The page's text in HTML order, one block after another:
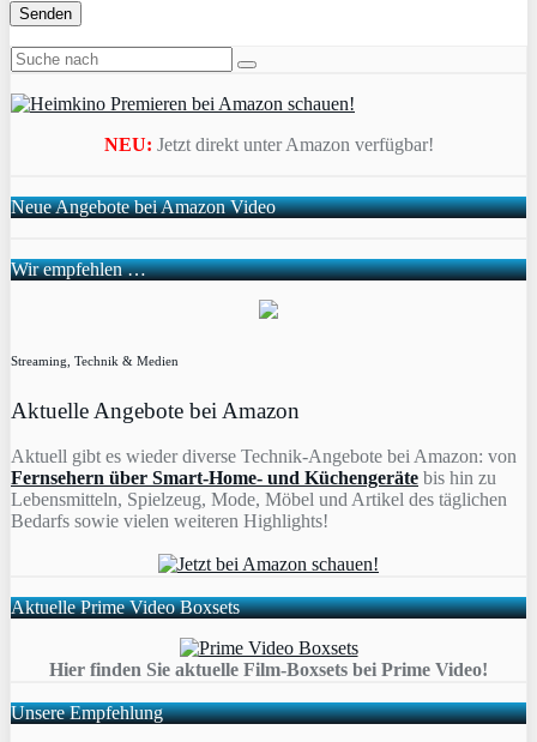
NEU: Jetzt direkt unter Amazon verfügbar!
Neue Angebote bei Amazon Video
Wir empfehlen …
Streaming, Technik & Medien
Aktuelle Angebote bei Amazon
Aktuell gibt es wieder diverse Technik-Angebote bei Amazon: von
Fernsehern über Smart-Home- und Küchengeräte bis hin zu
Lebensmitteln, Spielzeug, Mode, Möbel und Artikel des täglichen
Bedarfs sowie vielen weiteren Highlights!
Aktuelle Prime Video Boxsets
Hier finden Sie aktuelle Film-Boxsets bei Prime Video!
Unsere Empfehlung